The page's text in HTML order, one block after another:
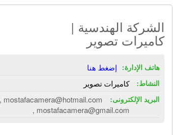
الشركة الهندسية |
كاميرات تصوير
هاتف الإدارة: إضغط هنا
النشاط: كاميرات تصوير
البريد الإلكترونى:
, mostafacamera@gmail.com